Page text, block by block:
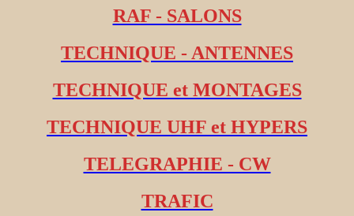
RAF - SALONS
TECHNIQUE - ANTENNES
TECHNIQUE et MONTAGES
TECHNIQUE UHF et HYPERS
TELEGRAPHIE - CW
TRAFIC